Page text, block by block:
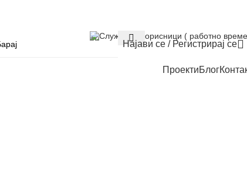
Служба за корисници ( работно
Најави се / Регистрирај се
ПроектиБлог